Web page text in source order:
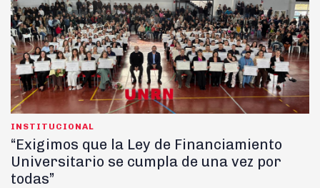
INSTITUCIONAL
“Exigimos que la Ley de Financiamiento
Universitario se cumpla de una vez por
todas”